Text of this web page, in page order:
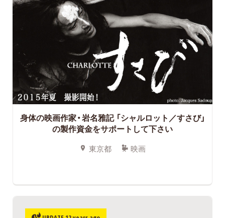
身体の映画作家・岩名雅記 「シャルロット／すさび」
の製作資金をサポートして下さい
東京都 映画